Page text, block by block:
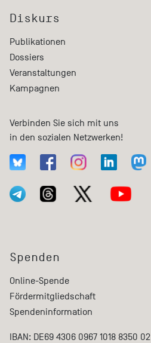
Diskurs
Publikationen
Dossiers
Veranstaltungen
Kampagnen
Verbinden Sie sich mit uns
in den sozialen Netzwerken!
Spenden
Online-Spende
Fördermitgliedschaft
Spendeninformation
IBAN: DE69 4306 0967 1018 8350 02